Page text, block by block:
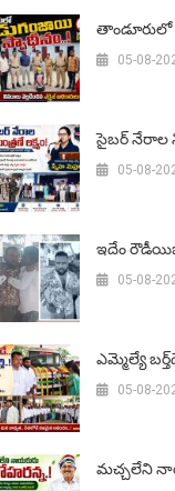
తాండూరులో
05-08-
సైబర్ నేరాల
05-08-
ఇదేం
05-08-
ఎమ్మెల్యే
05-08-
మచ్చలేని